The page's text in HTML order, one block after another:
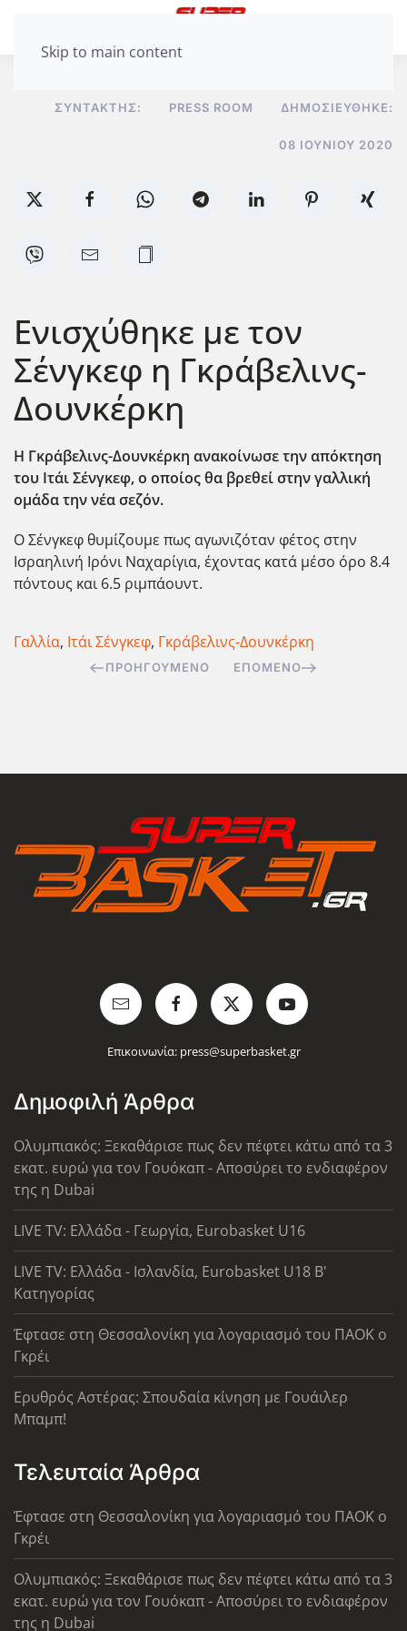
Skip to main content
ΣΥΝΤΆΚΤΗΣ: PRESS ROOM ΔΗΜΟΣΙΕΎΘΗΚΕ:
08 ΙΟΥΝΊΟΥ 2020
Ενισχύθηκε με τον
Σένγκεφ η Γκράβελινς-
Δουνκέρκη
Η Γκράβελινς-Δουνκέρκη ανακοίνωσε την απόκτηση
του Ιτάι Σένγκεφ, ο οποίος θα βρεθεί στην γαλλική
ομάδα την νέα σεζόν.
Ο Σένγκεφ θυμίζουμε πως αγωνιζόταν φέτος στην
Ισραηλινή Ιρόνι Ναχαρίγια, έχοντας κατά μέσο όρο 8.4
πόντους και 6.5 ριμπάουντ.
Γαλλία, Ιτάι Σένγκεφ, Γκράβελινς-Δουνκέρκη
ΠΡΟΗΓΟΎΜΕΝΟ ΕΠΌΜΕΝΟ
Επικοινωνία: press@superbasket.gr
Δημοφιλή Άρθρα
Ολυμπιακός: Ξεκαθάρισε πως δεν πέφτει κάτω από τα 3
εκατ. ευρώ για τον Γουόκαπ - Αποσύρει το ενδιαφέρον
της η Dubai
LIVE TV: Ελλάδα - Γεωργία, Eurobasket U16
LIVE TV: Ελλάδα - Ισλανδία, Eurobasket U18 Β'
Κατηγορίας
Έφτασε στη Θεσσαλονίκη για λογαριασμό του ΠΑΟΚ ο
Γκρέι
Ερυθρός Αστέρας: Σπουδαία κίνηση με Γουάιλερ
Μπαμπ!
Τελευταία Άρθρα
Έφτασε στη Θεσσαλονίκη για λογαριασμό του ΠΑΟΚ ο
Γκρέι
Ολυμπιακός: Ξεκαθάρισε πως δεν πέφτει κάτω από τα 3
εκατ. ευρώ για τον Γουόκαπ - Αποσύρει το ενδιαφέρον
της η Dubai